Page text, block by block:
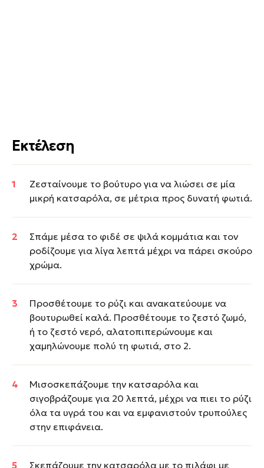
Εκτέλεση
Zεσταίνουμε το βούτυρο για να λιώσει σε μία
μικρή κατσαρόλα, σε μέτρια προς δυνατή φωτιά.
Σπάμε μέσα το φιδέ σε ψιλά κομμάτια και τον
ροδίζουμε για λίγα λεπτά μέχρι να πάρει σκούρο
χρώμα.
Προσθέτουμε το ρύζι και ανακατεύουμε να
βουτυρωθεί καλά. Προσθέτουμε το ζεστό ζωμό,
ή το ζεστό νερό, αλατοπιπερώνουμε και
χαμηλώνουμε πολύ τη φωτιά, στο 2.
Μισοσκεπάζουμε την κατσαρόλα και
σιγοβράζουμε για 20 λεπτά, μέχρι να πιει το ρύζι
όλα τα υγρά του και να εμφανιστούν τρυπούλες
στην επιφάνεια.
Σκεπάζουμε την κατσαρόλα με το πιλάφι με